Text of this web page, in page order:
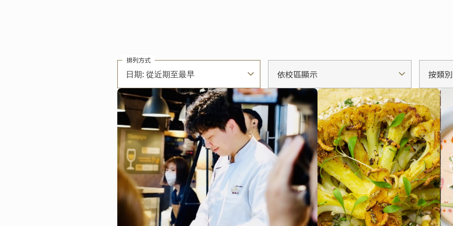
日期: 從近期至最早
排列方式
依校區顯示 按類